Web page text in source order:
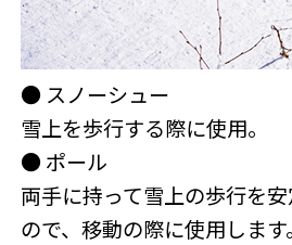
● スノーシュー
雪上を歩行する際に使用。
● ポール
両手に持って雪上の歩行を
ので、移動の際に使用します。